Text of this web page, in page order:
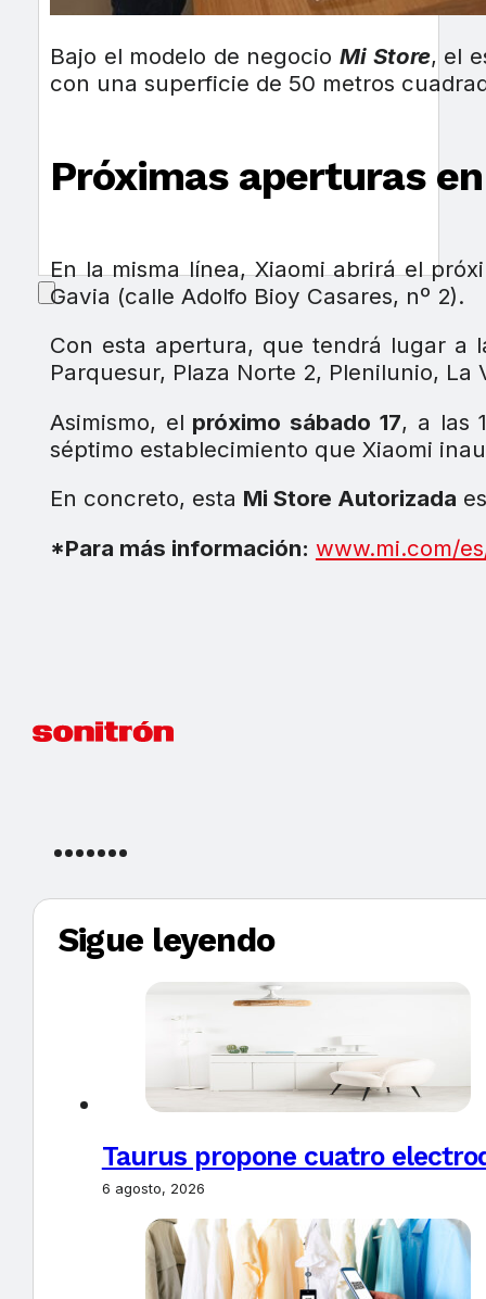
Bajo el modelo de negocioMi Store, el
con una superficie de 50 metros
Próximas aperturas
En la misma línea, Xiaomi abrirá el
Gavia (calle Adolfo Bioy Casares, nº 2).
Con esta apertura, que tendrá lugar a
Parquesur, Plaza Norte 2, Plenilunio,
Asimismo, el próximo sábado 17, a las
séptimo establecimiento que Xiaomi
En concreto, esta Mi Store Autorizada
*Para más información: www.mi.com/
Sigue leyendo
Taurus propone cuatro
6 agosto, 2026